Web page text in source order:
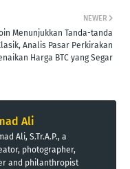
NEWER
Menunjukkan Tanda-tanda
Analis Pasar Perkirakan
Harga BTC yang Segar
Ali
Ali, S.Tr.A.P., a
photographer,
and philanthropist